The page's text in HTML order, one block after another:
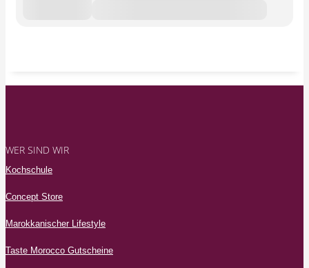
WER SIND WIR
Kochschule
Concept Store
Marokkanischer Lifestyle
Taste Morocco Gutscheine